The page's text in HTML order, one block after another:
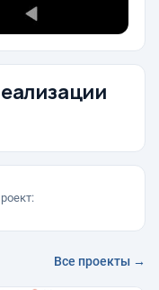
Все проекты →